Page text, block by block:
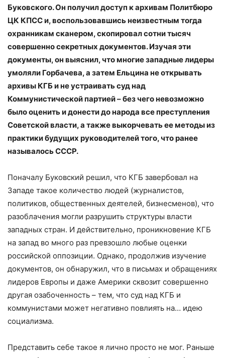
Буковского. Он получил доступ к архивам Политбюро
ЦК КПСС и, воспользовавшись неизвестным тогда
охранникам сканером, скопировал сотни тысяч
совершенно секретных документов. Изучая эти
документы, он выяснил, что многие западные лидеры
умоляли Горбачева, а затем Ельцина не открывать
архивы КГБ и не устраивать суд над
Коммунистической партией – без чего невозможно
было оценить и донести до народа все преступления
Советской власти, а также выкорчевать ее методы из
практики будущих руководителей того, что ранее
называлось СССР.
Поначалу Буковский решил, что КГБ завербовал на
Западе такое количество людей (журналистов,
политиков, общественных деятелей, бизнесменов), что
разоблачения могли разрушить структуры власти
западных стран. И действительно, проникновение КГБ
на запад во много раз превзошло любые оценки
российской оппозиции. Однако, продолжив изучение
документов, он обнаружил, что в письмах и обращениях
лидеров Европы и даже Америки сквозит совершенно
другая озабоченность – тем, что суд над КГБ и
коммунистами может негативно повлиять на… идею
социализма.
Представить себе такое я лично просто не мог. Раньше